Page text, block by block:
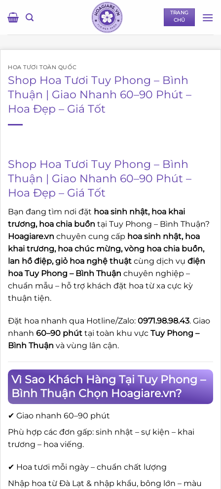
qua
TRANG
CHỦ
HOA TƯƠI TOÀN QUỐC
Shop Hoa Tươi Tuy Phong – Bình
Thuận | Giao Nhanh 60–90 Phút –
Hoa Đẹp – Giá Tốt
Shop Hoa Tươi Tuy Phong – Bình
Thuận | Giao Nhanh 60–90 Phút –
Hoa Đẹp – Giá Tốt
Bạn đang tìm nơi đặt hoa sinh nhật, hoa khai
trương, hoa chia buồn tại Tuy Phong – Bình Thuận?
Hoagiare.vn chuyên cung cấp hoa sinh nhật, hoa
khai trương, hoa chúc mừng, vòng hoa chia buồn,
lan hồ điệp, giỏ hoa nghệ thuật cùng dịch vụ điện
hoa Tuy Phong – Bình Thuận chuyên nghiệp –
chuẩn mẫu – hỗ trợ khách đặt hoa từ xa cực kỳ
thuận tiện.
Đặt hoa nhanh qua Hotline/Zalo: 0971.98.98.43. Giao
nhanh 60–90 phút tại toàn khu vực Tuy Phong –
Bình Thuận và vùng lân cận.
Vì Sao Khách Hàng Tại Tuy Phong –
Bình Thuận Chọn Hoagiare.vn?
✔ Giao nhanh 60–90 phút
Phù hợp các đơn gấp: sinh nhật – sự kiện – khai
trương – hoa viếng.
✔ Hoa tươi mỗi ngày – chuẩn chất lượng
Nhập hoa từ Đà Lạt & nhập khẩu, bông lớn – màu